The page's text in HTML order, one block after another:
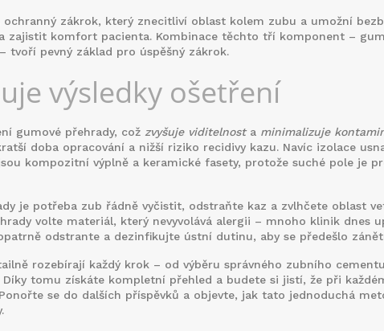
ochranný zákrok, který znecitliví oblast kolem zubu a umožní
zajistit komfort pacienta. Kombinace těchto tří komponent –
tvoří pevný základ pro úspěšný zákrok.
výsledky ošetření
gumové přehrady, což zvyšuje viditelnosta minimalizuje
doba opracování a nižší riziko recidivy kazu. Navíc izolace
kompozitní výplně a keramické fasety, protože suché pole je
je potřeba zub řádně vyčistit, odstraňte kaz a zvlhčete oblast
volte materiál, který nevyvolává alergii – mnoho klinik dnes
odstrante a dezinfikujte ústní dutinu, aby se předešlo
rozebírají každý krok – od výběru správného zubního
tomu získáte kompletní přehled a budete si jistí, že při
se do dalších příspěvků a objevte, jak tato jednoduchá